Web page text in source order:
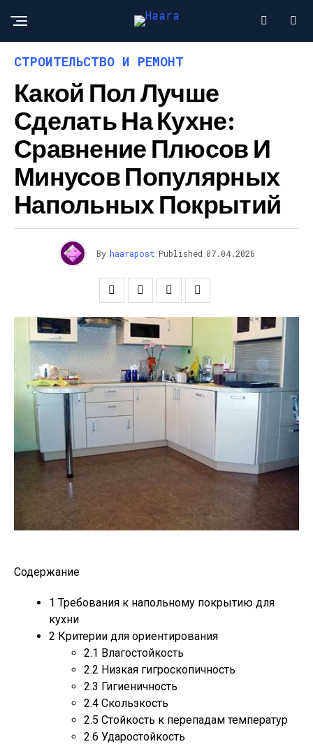
СТРОИТЕЛЬСТВО И РЕМОНТ
Какой Пол Лучше
Сделать На Кухне:
Сравнение Плюсов И
Минусов Популярных
Напольных Покрытий
By haarapost Published 07.04.2026
Содержание
1 Требования к напольному покрытию для
кухни
2 Критерии для ориентирования
2.1 Влагостойкость
2.2 Низкая гигроскопичность
2.3 Гигиеничность
2.4 Скользкость
2.5 Стойкость к перепадам температур
2.6 Ударостойкость